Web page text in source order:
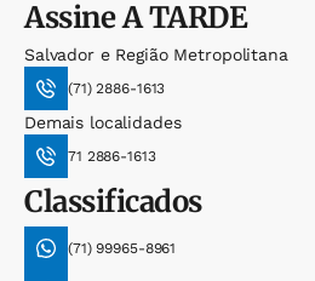
AssineA TARDE
Salvador e Região Metropolitana
(71) 2886-1613
Demais localidades
71 2886-1613
Classificados
(71) 99965-8961